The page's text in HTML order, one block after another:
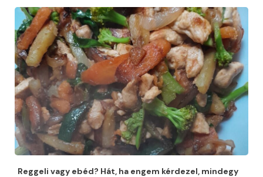
Reggeli vagy ebéd? Hát, ha engem kérdezel, mindegy